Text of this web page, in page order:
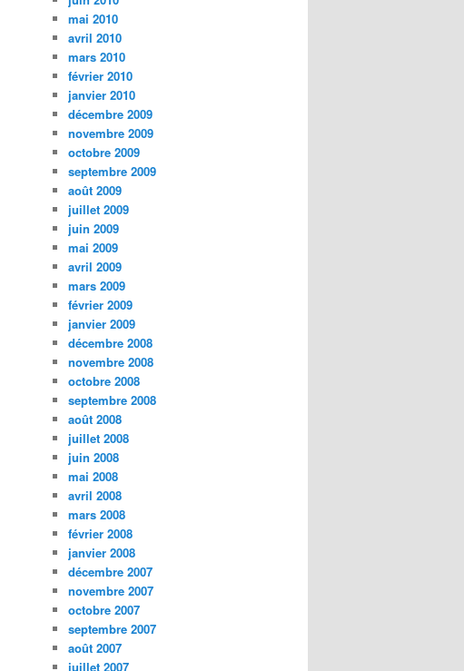
mai 2010
avril 2010
mars 2010
février 2010
janvier 2010
décembre 2009
novembre 2009
octobre 2009
septembre 2009
août 2009
juillet 2009
juin 2009
mai 2009
avril 2009
mars 2009
février 2009
janvier 2009
décembre 2008
novembre 2008
octobre 2008
septembre 2008
août 2008
juillet 2008
juin 2008
mai 2008
avril 2008
mars 2008
février 2008
janvier 2008
décembre 2007
novembre 2007
octobre 2007
septembre 2007
août 2007
juillet 2007